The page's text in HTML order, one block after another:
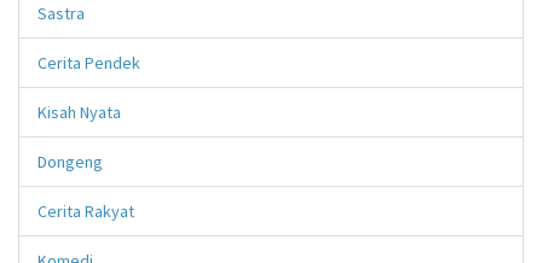
Sastra
Cerita Pendek
Kisah Nyata
Dongeng
Cerita Rakyat